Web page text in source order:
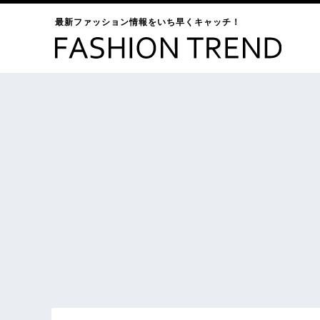
最新ファッション情報をいち早くキャッチ！